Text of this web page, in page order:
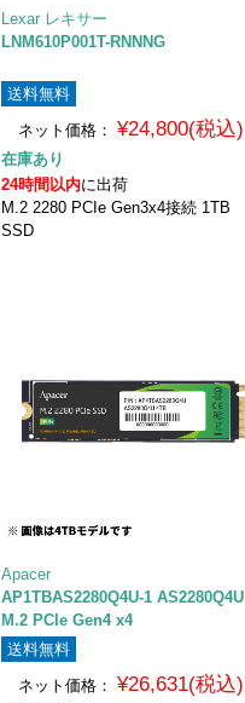
Lexar レキサー
LNM610P001T-RNNNG
送料無料
ネット価格： ¥24,800(税込)
在庫あり
24時間以内に出荷
M.2 2280 PCIe Gen3x4接続 1TB
SSD
Apacer
AP1TBAS2280Q4U-1 AS2280Q4U
M.2 PCIe Gen4 x4
送料無料
ネット価格： ¥26,631(税込)